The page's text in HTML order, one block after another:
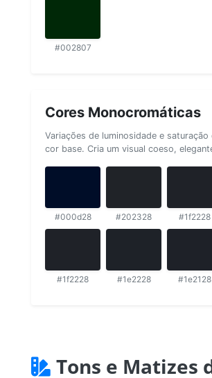
#002807
Cores Monocromáticas
Variações de luminosidade e saturação
cor base. Cria um visual coeso,
#000d28 #202328 #1f2228
#1f2228 #1e2228 #1e2128
Tons e Matizes